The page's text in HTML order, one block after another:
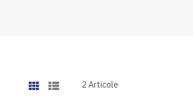
2 Articole